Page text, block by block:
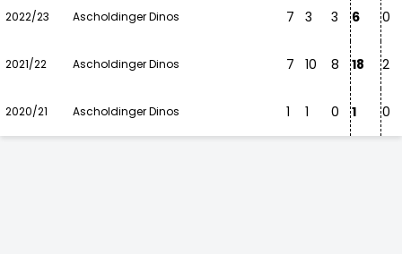
2022/23 Ascholdinger Dinos 7 3 3 6 0
2021/22 Ascholdinger Dinos 7 10 8 18 2
2020/21 Ascholdinger Dinos 1 1 0 1 0